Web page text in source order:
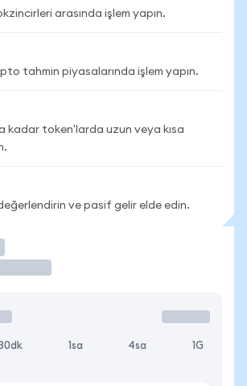
arasında işlem yapın.
tahmin piyasalarında işlem yapın.
kadar token'larda uzun veya kısa
ve pasif gelir elde edin.
1sa 4sa 1G